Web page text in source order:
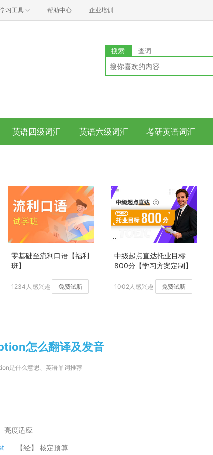
学习工具 帮助中心 企业培训
搜索 查词
英语四级词汇 英语六级词汇 考研英语词汇
零基础至流利口语【福利
班】
1234人感兴趣 免费试听
中级起点直达托业目标
800分【学习方案定制】
1002人感兴趣 免费试听
怎么翻译及发音
是什么意思、英语单词推荐
亮度适应
【经】 核定预算